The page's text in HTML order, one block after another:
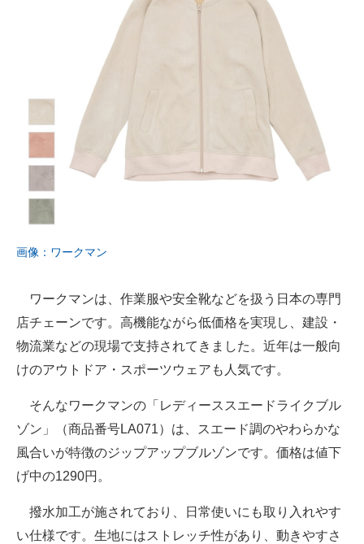
画像：ワークマン
ワークマンは、作業服や安全靴などを扱う日本の専門
店チェーンです。高機能ながら低価格を実現し、建設・
物流業などの現場で支持されてきました。近年は一般向
けのアウトドア・スポーツウェアも人気です。
そんなワークマンの「レディーススエードライクブル
ゾン」（商品番号LA071）は、スエード調のやわらかな
風合いが特徴のジップアップブルゾンです。価格は値下
げ中の1290円。
撥水加工が施されており、日常使いにも取り入れやす
い仕様です。生地にはストレッチ性があり、動きやすさ